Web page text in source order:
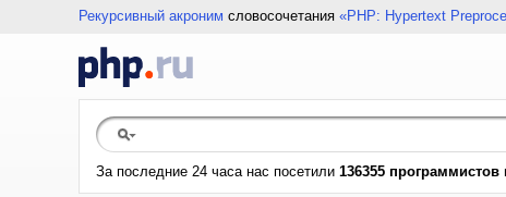
Рекурсивный акроним словосочетания «PHP: Hypertext
За последние 24 часа нас посетили 136355 программистов